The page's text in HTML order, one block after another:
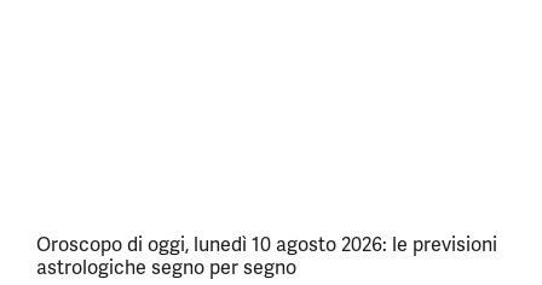
Oroscopo di oggi, lunedì 10 agosto 2026: le previsioni
astrologiche segno per segno